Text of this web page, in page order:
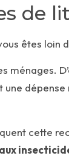
de
êtes loin
ménages.
cette